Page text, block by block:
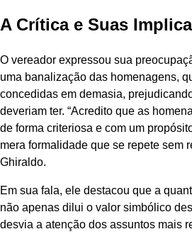
A Crítica e Suas
O vereador expressou sua
uma banalização das homenagens,
concedidas em demasia,
deveriam ter. “Acredito que as
de forma criteriosa e com um
mera formalidade que se repete sem
Ghiraldo.
Em sua fala, ele destacou que a
não apenas dilui o valor simbólico
desvia a atenção dos assuntos mais